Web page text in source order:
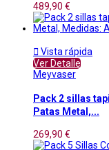
489,90 €
 Vista rápida
Ver Detalle
Meyvaser
Pack 2 sillas
Patas Metal,...
269,90 €